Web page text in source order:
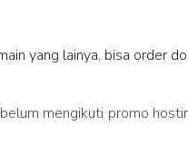
yang lainya, bisa order
mengikuti promo